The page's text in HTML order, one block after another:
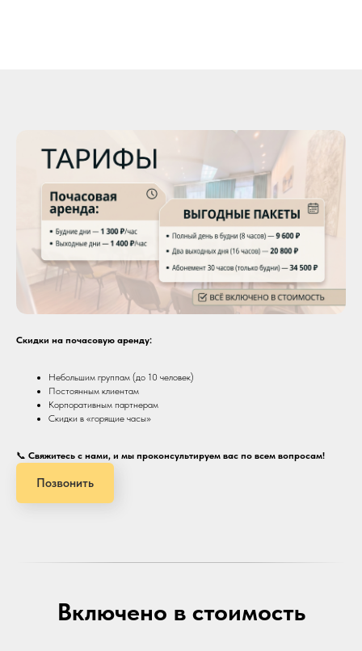
Скидки на почасовую аренду:
Небольшим группам (до 10 человек)
Постоянным клиентам
Корпоративным партнерам
Скидки в «горящие часы»
📞 Свяжитесь с нами, и мы проконсультируем вас по всем вопросам!
Позвонить
Включено в стоимость